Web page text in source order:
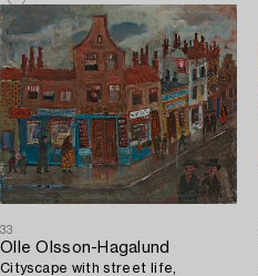
33
Olle Olsson-Hagalund
Cityscape with street life,